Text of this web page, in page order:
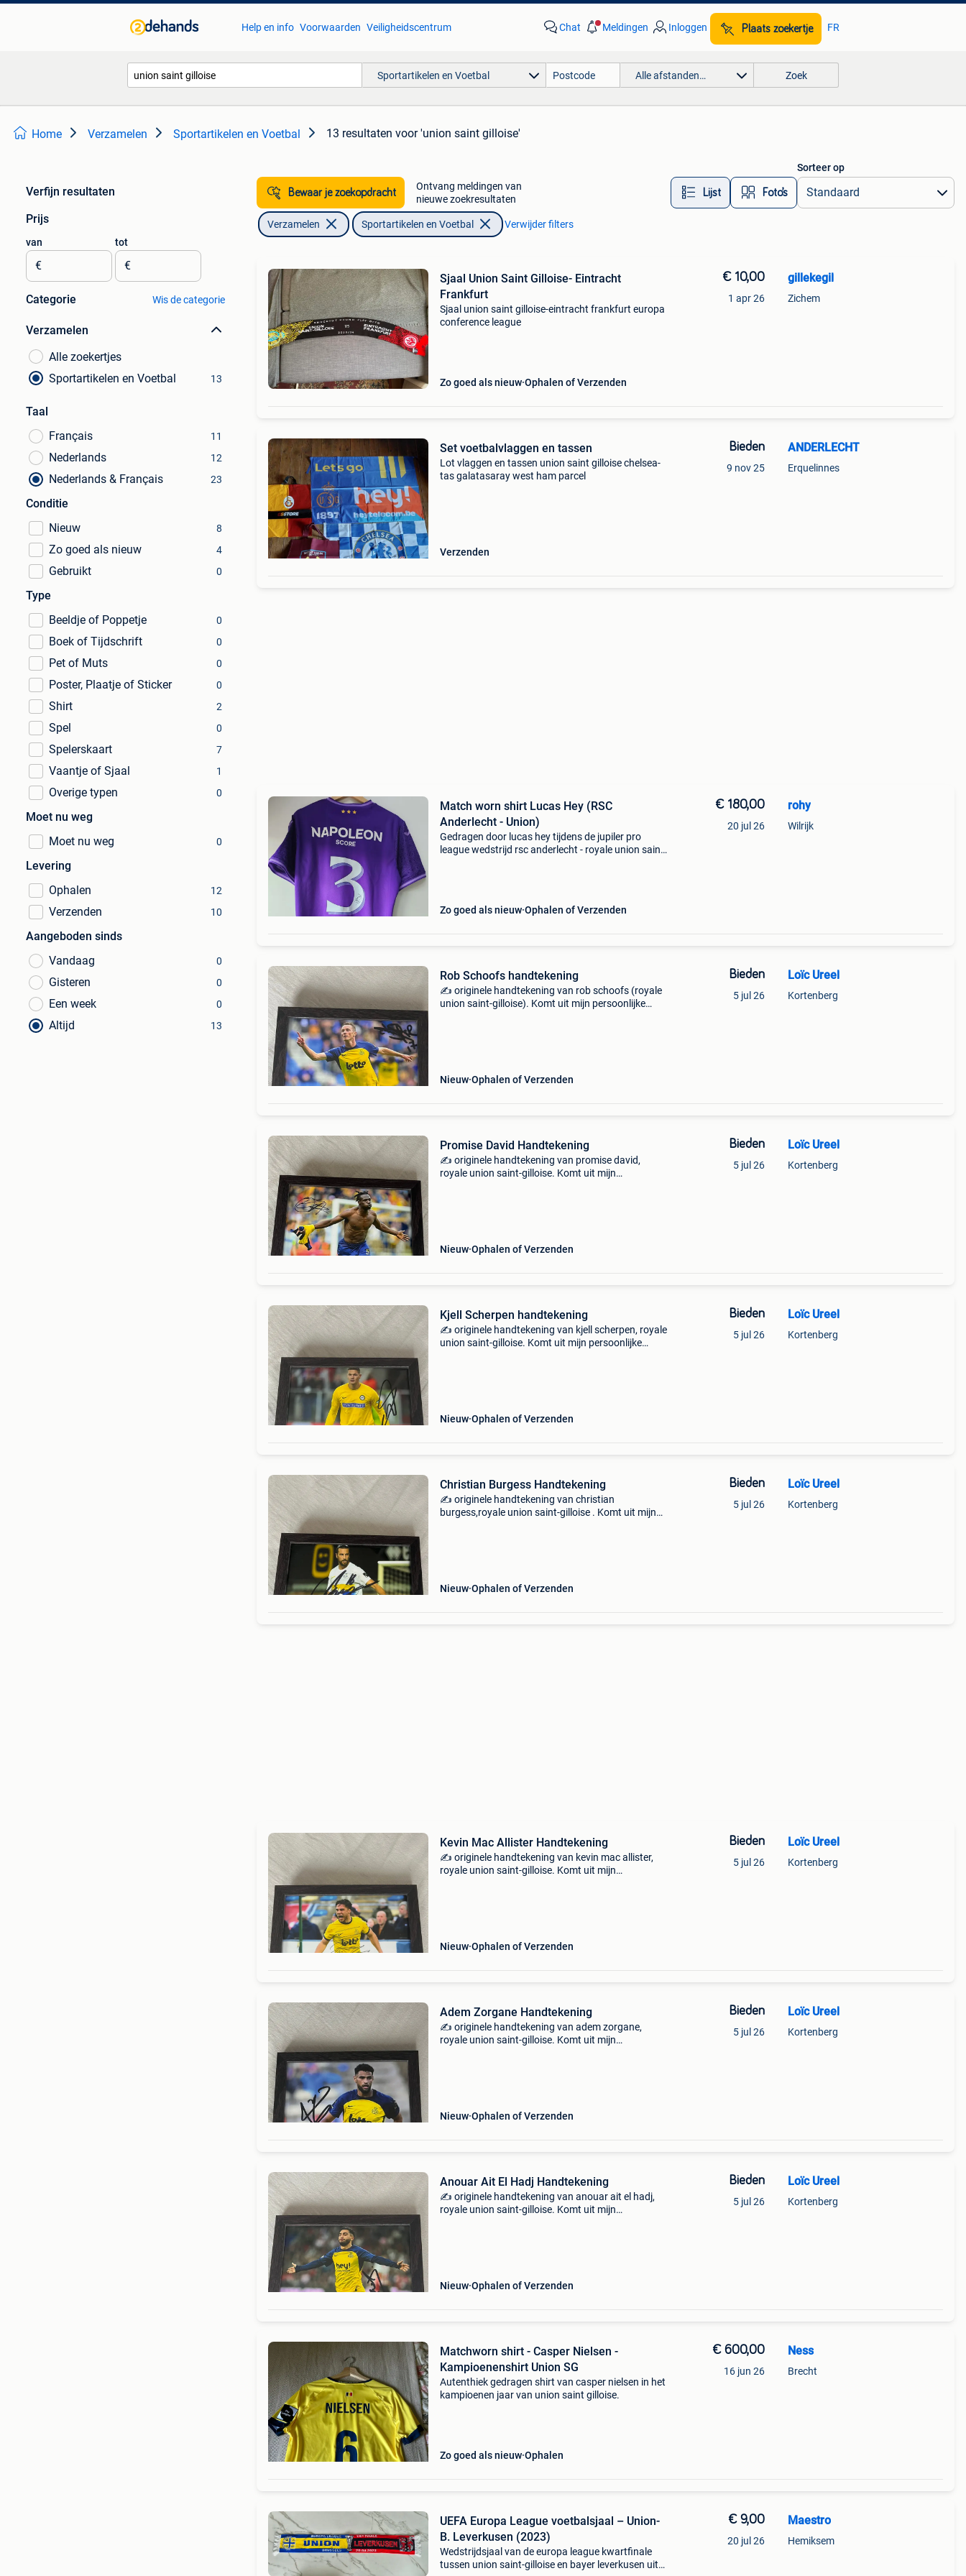
Help en info Voorwaarden Veiligheidscentrum Chat Meldingen Inloggen Plaats zoekertje FR
Sportartikelen en Voetbal Alle afstanden… Zoek
Home Verzamelen Sportartikelen en Voetbal 13 resultaten voor 'union saint gilloise'
Verfijn resultaten
Prijs
van
€
tot
€
Categorie Wis de categorie
Verzamelen
Alle zoekertjes
Sportartikelen en Voetbal
13
Taal
Français
11
Nederlands 12
Nederlands & Français 23
Conditie
Nieuw
8
Zo goed als nieuw 4
Gebruikt 0
Type
Beeldje of Poppetje
0
Boek of Tijdschrift 0
Pet of Muts 0
Poster, Plaatje of Sticker 0
Shirt 2
Spel 0
Spelerskaart 7
Vaantje of Sjaal 1
Overige typen 0
Moet nu weg
Moet nu weg
0
Levering
Ophalen
12
Verzenden 10
Aangeboden sinds
Vandaag
0
Gisteren 0
Een week 0
Altijd 13
Bewaar je zoekopdracht
Ontvang meldingen van
nieuwe zoekresultaten
Lijst Foto’s
Sorteer op
Verzamelen Sportartikelen en Voetbal Verwijder filters
Sjaal Union Saint Gilloise- Eintracht
Frankfurt
Sjaal union saint gilloise-eintracht frankfurt europa
conference league
Zo goed als nieuw Ophalen of Verzenden
€ 10,00
1 apr 26
gillekegil
Zichem
Set voetbalvlaggen en tassen
Lot vlaggen en tassen union saint gilloise chelsea-
tas galatasaray west ham parcel
Verzenden
Bieden
9 nov 25
ANDERLECHT
Erquelinnes
Match worn shirt Lucas Hey (RSC
Anderlecht - Union)
Gedragen door lucas hey tijdens de jupiler pro
league wedstrijd rsc anderlecht - royale union saint-
Zo goed als nieuw Ophalen of Verzenden
€ 180,00
20 jul 26
rohy
Wilrijk
Rob Schoofs handtekening
✍️ originele handtekening van rob schoofs (royale
union saint-gilloise). Komt uit mijn persoonlijke
Nieuw Ophalen of Verzenden
Bieden
5 jul 26
Loïc Ureel
Kortenberg
Promise David Handtekening
✍️ originele handtekening van promise david,
royale union saint-gilloise. Komt uit mijn
Nieuw Ophalen of Verzenden
Bieden
5 jul 26
Loïc Ureel
Kortenberg
Kjell Scherpen handtekening
✍️ originele handtekening van kjell scherpen, royale
union saint-gilloise. Komt uit mijn persoonlijke
Nieuw Ophalen of Verzenden
Bieden
5 jul 26
Loïc Ureel
Kortenberg
Christian Burgess Handtekening
✍️ originele handtekening van christian
burgess,royale union saint-gilloise . Komt uit mijn
Nieuw Ophalen of Verzenden
Bieden
5 jul 26
Loïc Ureel
Kortenberg
Kevin Mac Allister Handtekening
✍️ originele handtekening van kevin mac allister,
royale union saint-gilloise. Komt uit mijn
Nieuw Ophalen of Verzenden
Bieden
5 jul 26
Loïc Ureel
Kortenberg
Adem Zorgane Handtekening
✍️ originele handtekening van adem zorgane,
royale union saint-gilloise. Komt uit mijn
Nieuw Ophalen of Verzenden
Bieden
5 jul 26
Loïc Ureel
Kortenberg
Anouar Ait El Hadj Handtekening
✍️ originele handtekening van anouar ait el hadj,
royale union saint-gilloise. Komt uit mijn
Nieuw Ophalen of Verzenden
Bieden
5 jul 26
Loïc Ureel
Kortenberg
Matchworn shirt - Casper Nielsen -
Kampioenenshirt Union SG
Autenthiek gedragen shirt van casper nielsen in het
kampioenen jaar van union saint gilloise.
Zo goed als nieuw Ophalen
€ 600,00
16 jun 26
Ness
Brecht
UEFA Europa League voetbalsjaal – Union-
B. Leverkusen (2023)
Wedstrijdsjaal van de europa league kwartfinale
tussen union saint-gilloise en bayer leverkusen uit
€ 9,00
20 jul 26
Maestro
Hemiksem